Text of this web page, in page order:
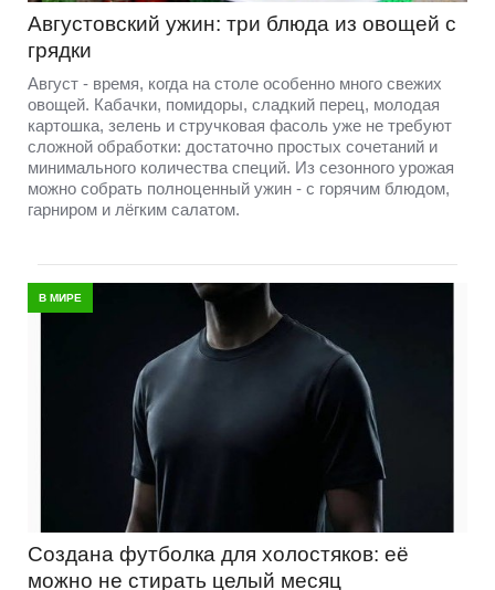
Августовский ужин: три блюда из овощей с
грядки
Август - время, когда на столе особенно много свежих
овощей. Кабачки, помидоры, сладкий перец, молодая
картошка, зелень и стручковая фасоль уже не требуют
сложной обработки: достаточно простых сочетаний и
минимального количества специй. Из сезонного урожая
можно собрать полноценный ужин - с горячим блюдом,
гарниром и лёгким салатом.
В МИРЕ
Создана футболка для холостяков: её
можно не стирать целый месяц